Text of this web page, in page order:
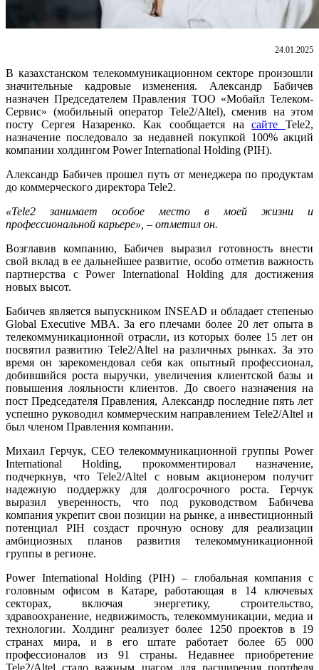
24.01.2025
В казахстанском телекоммуникационном секторе произошли
значительные кадровые изменения. Александр Бабичев
назначен Председателем Правления ТОО «Мобайл Телеком-
Сервис» (мобильный оператор Tele2/Altel), сменив на этом
посту Сергея Назаренко. Как сообщается насайтеTele2,
назначение последовало за недавней покупкой 100% акций
компании холдингом Power International Holding (PIH).
Александр Бабичев прошел путь от менеджера по продуктам
до коммерческого директора Tele2.
«Tele2 занимает особое место в моей жизни и
профессиональной карьере», – отметил он.
Возглавив компанию, Бабичев выразил готовность внести
свой вклад в ее дальнейшее развитие, особо отметив важность
партнерства с Power International Holding для достижения
новых высот.
Бабичев является выпускником INSEAD и обладает степенью
Global Executive MBA. За его плечами более 20 лет опыта в
телекоммуникационной отрасли, из которых более 15 лет он
посвятил развитию Tele2/Altel на различных рынках. За это
время он зарекомендовал себя как опытный профессионал,
добившийся роста выручки, увеличения клиентской базы и
повышения лояльности клиентов. До своего назначения на
пост Председателя Правления, Александр последние пять лет
успешно руководил коммерческим направлением Tele2/Altel и
был членом Правления компании.
Михаил Герчук, CEO телекоммуникационной группы Power
International Holding, прокомментировал назначение,
подчеркнув, что Tele2/Altel с новым акционером получит
надежную поддержку для долгосрочного роста. Герчук
выразил уверенность, что под руководством Бабичева
компания укрепит свои позиции на рынке, а инвестиционный
потенциал PIH создаст прочную основу для реализации
амбициозных планов развития телекоммуникационной
группы в регионе.
Power International Holding (PIH) – глобальная компания с
головным офисом в Катаре, работающая в 14 ключевых
секторах, включая энергетику, строительство,
здравоохранение, недвижимость, телекоммуникации, медиа и
технологии. Холдинг реализует более 1250 проектов в 19
странах мира, и в его штате работает более 65 000
профессионалов из 91 страны. Недавнее приобретение
Tele2/Altel стало важным шагом для расширения портфеля